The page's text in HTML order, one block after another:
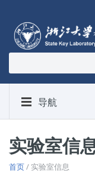
导航
实验室信
首页/ 实验室信息